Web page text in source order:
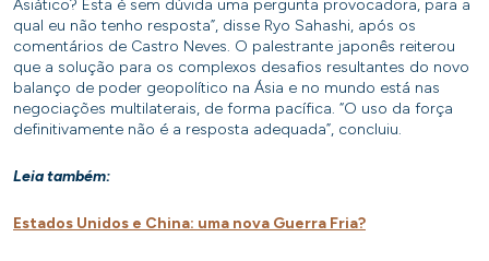
Asiático? Esta é sem dúvida uma pergunta provocadora, para a
qual eu não tenho resposta”, disse Ryo Sahashi, após os
comentários de Castro Neves. O palestrante japonês reiterou
que a solução para os complexos desafios resultantes do novo
balanço de poder geopolítico na Ásia e no mundo está nas
negociações multilaterais, de forma pacífica. “O uso da força
definitivamente não é a resposta adequada”, concluiu.
Leia também:
Estados Unidos e China: uma nova Guerra Fria?